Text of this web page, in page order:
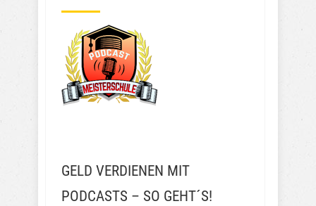
GELD VERDIENEN MIT
PODCASTS – SO GEHT´S!